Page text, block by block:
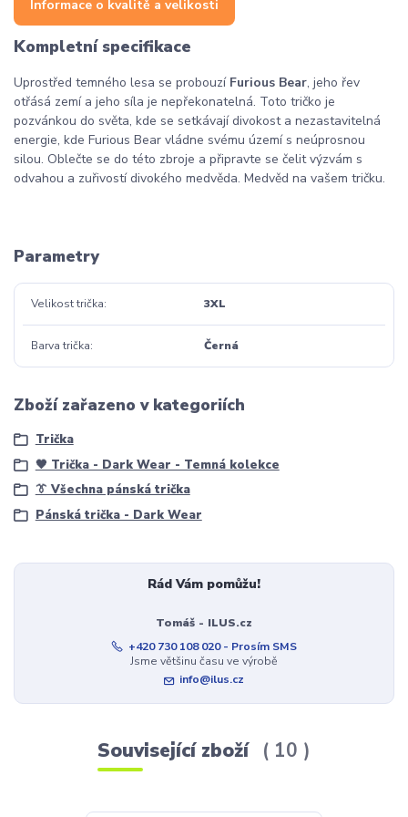
Informace o kvalitě a velikosti
Kompletní specifikace
Uprostřed temného lesa se probouzí Furious Bear, jeho řev
otřásá zemí a jeho síla je nepřekonatelná. Toto tričko je
pozvánkou do světa, kde se setkávají divokost a nezastavitelná
energie, kde Furious Bear vládne svému území s neúprosnou
silou. Oblečte se do této zbroje a připravte se čelit výzvám s
odvahou a zuřivostí divokého medvěda. Medvěd na vašem tričku.
Parametry
Velikost trička 3XL
Barva trička Černá
Zboží zařazeno v kategoriích
Trička
🖤 Trička - Dark Wear - Temná kolekce
👔 Všechna pánská trička
Pánská trička - Dark Wear
Rád Vám pomůžu!
Tomáš - ILUS.cz
+420 730 108 020 - Prosím SMS
Jsme většinu času ve výrobě
info@ilus.cz
Související zboží 10